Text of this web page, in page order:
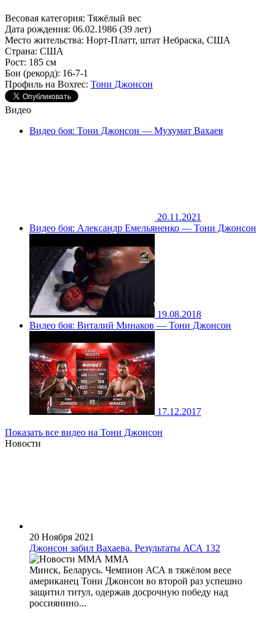
Весовая категория: Тяжёлый вес
Дата рождения: 06.02.1986 (39 лет)
Место жительства: Норт-Платт, штат Небраска, США
Страна: США
Рост: 185 см
Бои (рекорд): 16-7-1
Профиль на Boxrec: Тони Джонсон
Видео
Видео боя: Тони Джонсон — Мухумат Вахаев
20.11.2021
Видео боя: Александр Емельяненко — Тони Джонсон
19.08.2018
Видео боя: Виталий Минаков — Тони Джонсон
17.12.2017
Показать все видео на Тони Джонсон
Новости
20 Ноября 2021
Джонсон забил Вахаева. Результаты АСА 132
MMA
Минск, Беларусь. Чемпион АСА в тяжёлом весе
американец Тони Джонсон во второй раз успешно
защитил титул, одержав досрочную победу над
россиянино...